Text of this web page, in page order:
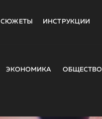
СЮЖЕТЫ ИНСТРУКЦИИ
ЭКОНОМИКА ОБЩЕСТВО